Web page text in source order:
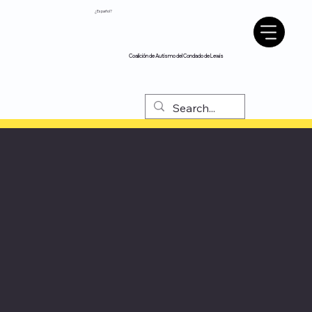
Coalición de Autismo del Condado de Lewis
¿Español?